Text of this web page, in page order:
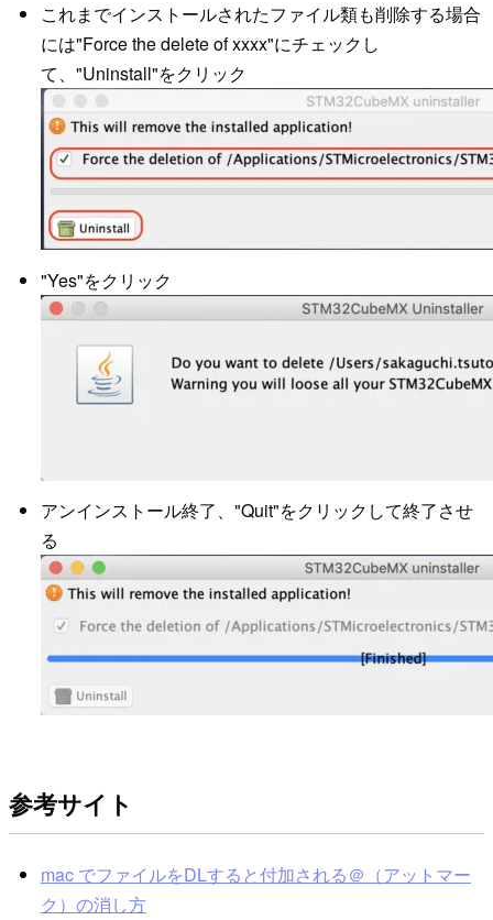
これまでインストールされたファイル類も削除する場合
には"Force the delete of xxxx"にチェックし
て、"Uninstall"をクリック
"Yes"をクリック
アンインストール終了、"Quit"をクリックして終了させ
る
参考サイト
mac でファイルをDLすると付加される＠（アットマー
ク）の消し方